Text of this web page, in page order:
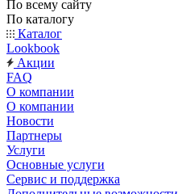
По всему сайту
По каталогу
Каталог
Lookbook
Акции
FAQ
О компании
О компании
Новости
Партнеры
Услуги
Основные услуги
Сервис и поддержка